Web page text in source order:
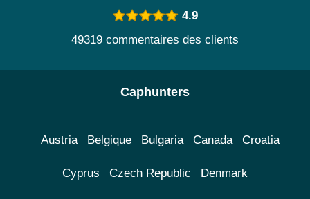
4.9
49319 commentaires des clients
Caphunters
Austria Belgique Bulgaria Canada Croatia
Cyprus Czech Republic Denmark